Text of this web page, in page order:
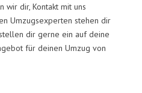
wir dir, Kontakt mit uns
Umzugsexperten stehen dir
dir gerne ein auf deine
für deinen Umzug von